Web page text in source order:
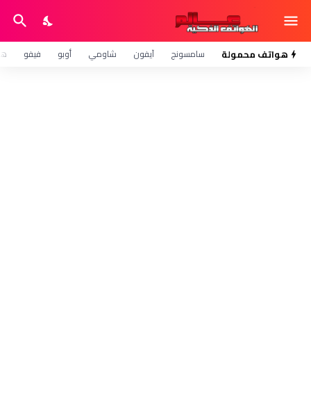
هواتف محمولة سامسونج آيفون شاومي أوبو فيفو